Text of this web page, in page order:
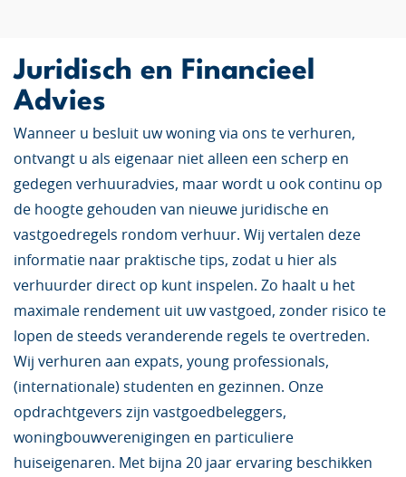
Juridisch en Financieel
Advies
Wanneer u besluit uw woning via ons te verhuren,
ontvangt u als eigenaar niet alleen een scherp en
gedegen verhuuradvies, maar wordt u ook continu op
de hoogte gehouden van nieuwe juridische en
vastgoedregels rondom verhuur. Wij vertalen deze
informatie naar praktische tips, zodat u hier als
verhuurder direct op kunt inspelen. Zo haalt u het
maximale rendement uit uw vastgoed, zonder risico te
lopen de steeds veranderende regels te overtreden.
Wij verhuren aan expats, young professionals,
(internationale) studenten en gezinnen. Onze
opdrachtgevers zijn vastgoedbeleggers,
woningbouwverenigingen en particuliere
huiseigenaren. Met bijna 20 jaar ervaring beschikken